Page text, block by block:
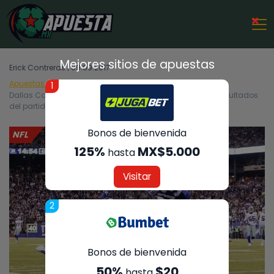
Erick Contreras | 09.09.2017
Apuestas Deportivas
NFL
Dallas Cowboys vs New York Giants – Análisis, cuotas y resultados
del partido – 10/09/2017
NFL
×
Mejores sitios de apuestas
1
Bonos de bienvenida
125% hasta MX$5.000
Visitar
2
Bonos de bienvenida